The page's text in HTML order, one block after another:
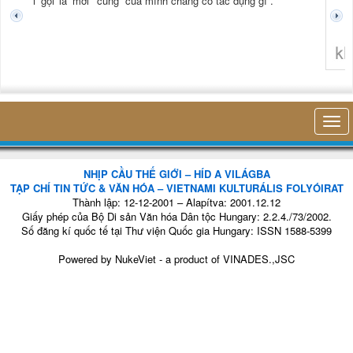
NHỊP CẦU THẾ GIỚI – HÍD A VILÁGBA
TẠP CHÍ TIN TỨC & VĂN HÓA – VIETNAMI KULTURÁLIS FOLYÓIRAT
Thành lập: 12-12-2001 – Alapítva: 2001.12.12
Giấy phép của Bộ Di sản Văn hóa Dân tộc Hungary: 2.2.4./73/2002.
Số đăng kí quốc tế tại Thư viện Quốc gia Hungary: ISSN 1588-5399
Powered by NukeViet - a product of VINADES.,JSC